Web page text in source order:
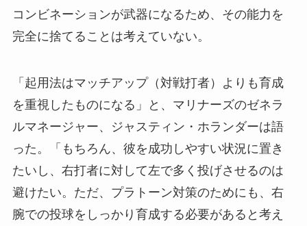
コンビネーションが武器になるため、その能力を
完全に捨てることは考えていない。
「起用法はマッチアップ（対戦打者）よりも育成
を重視したものになる」と、マリナーズのゼネラ
ルマネージャー、ジャスティン・ホランダーは語
った。「もちろん、彼を成功しやすい状況に置き
たいし、右打者に対して左で多く投げさせるのは
避けたい。ただ、プラトーン対策のためにも、右
腕での投球をしっかり育成する必要があると考え